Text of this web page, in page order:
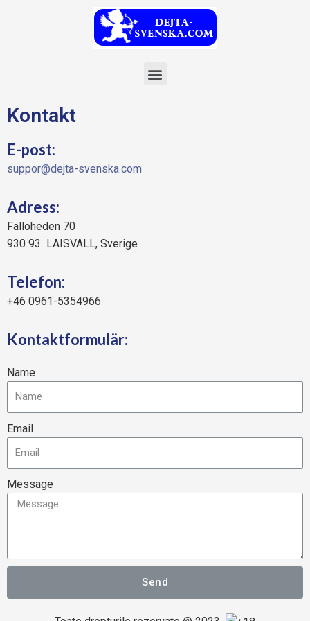
Kontakt
E-post:
suppor@dejta-svenska.com
Adress:
Fälloheden 70
930 93 LAISVALL, Sverige
Telefon:
+46 0961-5354966
Kontaktformulär:
Name
Email
Message
Send